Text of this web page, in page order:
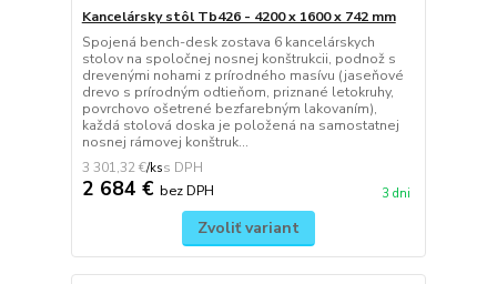
Kancelársky stôl Tb426 - 4200 x 1600 x 742 mm
Spojená bench-desk zostava 6 kancelárskych
stolov na spoločnej nosnej konštrukcii, podnož s
drevenými nohami z prírodného masívu (jaseňové
drevo s prírodným odtieňom, priznané letokruhy,
povrchovo ošetrené bezfarebným lakovaním),
každá stolová doska je položená na samostatnej
nosnej rámovej konštruk...
3 301,32 €/ks
2 684 € bez DPH 3 dni
Zvoliť variant